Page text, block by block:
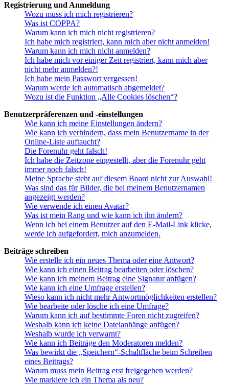
Registrierung und Anmeldung
Wozu muss ich mich registrieren?
Was ist COPPA?
Warum kann ich mich nicht registrieren?
Ich habe mich registriert, kann mich aber nicht anmelden!
Warum kann ich mich nicht anmelden?
Ich habe mich vor einiger Zeit registriert, kann mich aber
nicht mehr anmelden?!
Ich habe mein Passwort vergessen!
Warum werde ich automatisch abgemeldet?
Wozu ist die Funktion „Alle Cookies löschen“?
Benutzerpräferenzen und -einstellungen
Wie kann ich meine Einstellungen ändern?
Wie kann ich verhindern, dass mein Benutzername in der
Online-Liste auftaucht?
Die Forenuhr geht falsch!
Ich habe die Zeitzone eingestellt, aber die Forenuhr geht
immer noch falsch!
Meine Sprache steht auf diesem Board nicht zur Auswahl!
Was sind das für Bilder, die bei meinem Benutzernamen
angezeigt werden?
Wie verwende ich einen Avatar?
Was ist mein Rang und wie kann ich ihn ändern?
Wenn ich bei einem Benutzer auf den E-Mail-Link klicke,
werde ich aufgefordert, mich anzumelden.
Beiträge schreiben
Wie erstelle ich ein neues Thema oder eine Antwort?
Wie kann ich einen Beitrag bearbeiten oder löschen?
Wie kann ich meinem Beitrag eine Signatur anfügen?
Wie kann ich eine Umfrage erstellen?
Wieso kann ich nicht mehr Antwortmöglichkeiten erstellen?
Wie bearbeite oder lösche ich eine Umfrage?
Warum kann ich auf bestimmte Foren nicht zugreifen?
Weshalb kann ich keine Dateianhänge anfügen?
Weshalb wurde ich verwarnt?
Wie kann ich Beiträge den Moderatoren melden?
Was bewirkt die „Speichern“-Schaltfläche beim Schreiben
eines Beitrags?
Warum muss mein Beitrag erst freigegeben werden?
Wie markiere ich ein Thema als neu?